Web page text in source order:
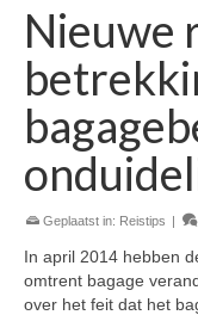
Nieuwe
Geplaatst in: Reistips |
In april 2014 hebben
omtrent bagage
over het feit dat het